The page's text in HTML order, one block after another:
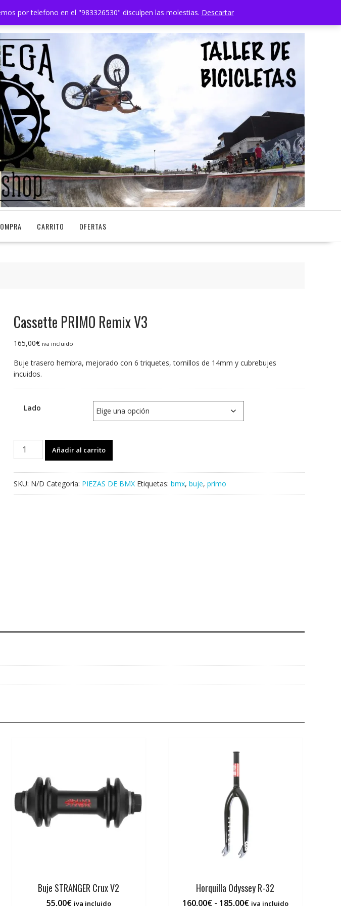
por telefono en el "983326530" disculpen las molestias. Descartar
CARRITO OFERTAS
Cassette PRIMO Remix V3
165,00€ iva incluido
Buje trasero hembra, mejorado con 6 triquetes, tornillos de 14mm y cubrebujes
incuidos.
Lado
Cassette
PRIMO
cantidad
Añadir al carrito
SKU: N/D Categoría: PIEZAS DE BMX Etiquetas: bmx, buje, primo
Buje STRANGER Crux V2
55,00€ iva incluido
Horquilla Odyssey R-32
160,00€ - 185,00€Rango
iva incluido